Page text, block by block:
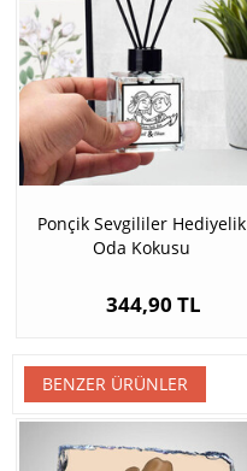
Ponçik Sevgililer Hediyelik
Oda Kokusu
344,90 TL
BENZER ÜRÜNLER